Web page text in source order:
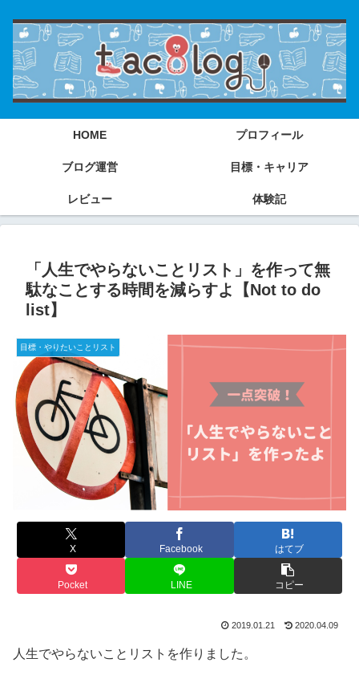
HOME プロフィール
ブログ運営 目標・キャリア
レビュー 体験記
「人生でやらないことリスト」を作って無
駄なことする時間を減らすよ【Not to do
list】
目標・やりたいことリスト
X Facebook はてブ
Pocket LINE コピー
2019.01.21 2020.04.09
人生でやらないことリストを作りました。